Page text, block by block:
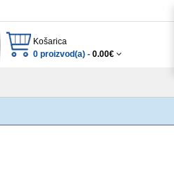
Košarica
0 proizvod(a) - 0.00€